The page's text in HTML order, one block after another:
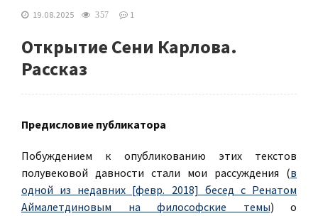
19.08.2025 357 1
Открытие Сени Карлова.
Рассказ
Предисловие публикатора
Побуждением к опубликованию этих текстов
полувековой давности стали мои рассуждения (в
одной из недавних [февр. 2018] бесед с Ренатом
Аймалетдиновым на философские темы) о